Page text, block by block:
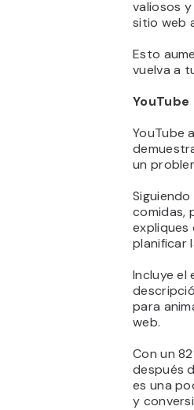
valiosos
sitio web
Esto
vuelva a
YouTube
YouTube
un
comidas,
planificar
Incluye el
para
web.
Con un
después
es una
y